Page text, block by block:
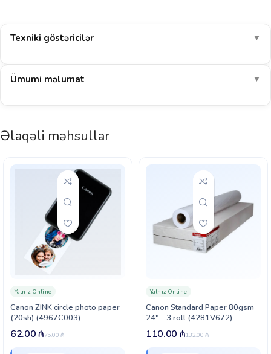
Texniki göstəricilər ▼
Ümumi məlumat ▼
Əlaqəli məhsullar
Canon ZINK circle photo paper
(20sh) (4967C003)
Yalnız Online
75.00₼
62.00₼
Canon Standard Paper 80gsm
24″ – 3 roll (4281V672)
Yalnız Online
132.00₼
110.00 ₼